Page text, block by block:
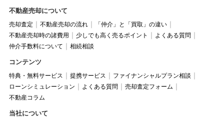
不動産売却について
売却査定 不動産売却の流れ
「仲介」と「買取」の違い
不動産売却時の諸費用
少しでも高く売るポイント
よくある質問
仲介手数料について
相続相談
コンテンツ
特典・無料サービス 提携サービス
ファイナンシャルプラン相談
ローンシミュレーション
よくある質問
売却査定フォーム
不動産コラム
当社について